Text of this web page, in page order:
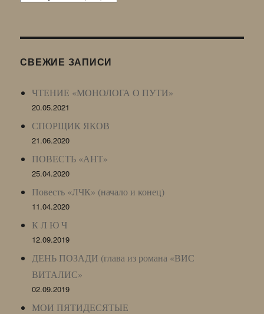
LJ
СВЕЖИЕ ЗАПИСИ
ЧТЕНИЕ «МОНОЛОГА О ПУТИ»
20.05.2021
СПОРЩИК ЯКОВ
21.06.2020
ПОВЕСТЬ «АНТ»
25.04.2020
Повесть «ЛЧК» (начало и конец)
11.04.2020
К Л Ю Ч
12.09.2019
ДЕНЬ ПОЗАДИ (глава из романа «ВИС
ВИТАЛИС»
02.09.2019
МОИ ПЯТИДЕСЯТЫЕ